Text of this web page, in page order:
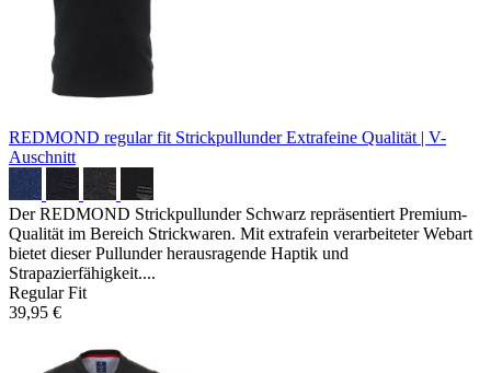
REDMOND regular fit StrickpullunderExtrafeine Qualität | V-
Auschnitt
Der REDMOND Strickpullunder Schwarz repräsentiert Premium-
Qualität im Bereich Strickwaren. Mit extrafein verarbeiteter Webart
bietet dieser Pullunder herausragende Haptik und
Strapazierfähigkeit....
Regular Fit
39,95 €